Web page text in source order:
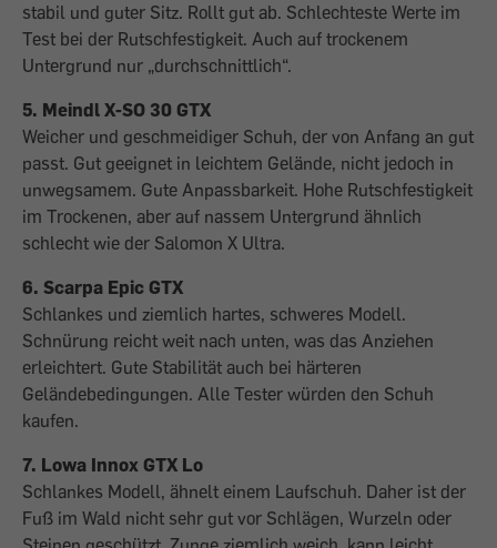
stabil und guter Sitz. Rollt gut ab. Schlechteste Werte im
Test bei der Rutschfestigkeit. Auch auf trockenem
Untergrund nur „durchschnittlich“.
5. Meindl X-SO 30 GTX
Weicher und geschmeidiger Schuh, der von Anfang an gut
passt. Gut geeignet in leichtem Ge­lände, nicht jedoch in
unwegsamem. Gute Anpassbarkeit. Hohe Rutschfestigkeit
im Trockenen, aber auf nassem Untergrund ähnlich
schlecht wie der Salomon X Ultra.
6. Scarpa Epic GTX
Schlankes und ziemlich hartes, schweres Modell.
Schnürung reicht weit nach unten, was das Anziehen
erleichtert. Gute Stabilität auch bei härteren
Geländebedingungen. Alle Tester würden den Schuh
kaufen.
7. Lowa Innox GTX Lo
Schlankes Modell, ähnelt einem Laufschuh. Daher ist der
Fuß im Wald nicht sehr gut vor Schlägen, Wurzeln oder